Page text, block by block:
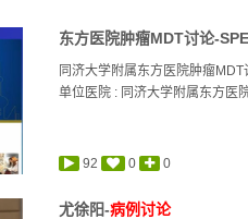
东方医院肿瘤MDT讨论-
同济大学附属东方医院肿瘤MDT
单位医院 : 同济大学附属东方医
92 0 0
尤徐阳-病例讨论